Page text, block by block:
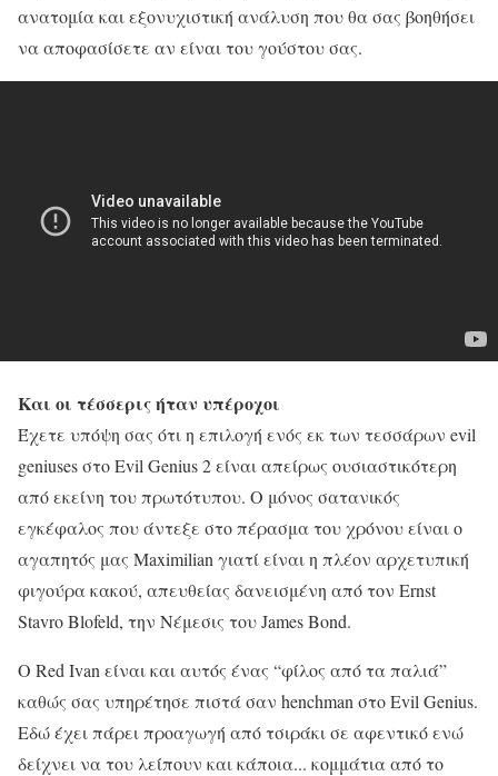
ανατομία και εξονυχιστική ανάλυση που θα σας βοηθήσει
να αποφασίσετε αν είναι του γούστου σας.
Και οι τέσσερις ήταν υπέροχοι
Έχετε υπόψη σας ότι η επιλογή ενός εκ των τεσσάρων evil
geniuses στο Evil Genius 2 είναι απείρως ουσιαστικότερη
από εκείνη του πρωτότυπου. Ο μόνος σατανικός
εγκέφαλος που άντεξε στο πέρασμα του χρόνου είναι ο
αγαπητός μας Maximilian γιατί είναι η πλέον αρχετυπική
φιγούρα κακού, απευθείας δανεισμένη από τον Ernst
Stavro Blofeld, την Νέμεσις του James Bond.
Ο Red Ivan είναι και αυτός ένας “φίλος από τα παλιά”
καθώς σας υπηρέτησε πιστά σαν henchman στο Evil Genius.
Εδώ έχει πάρει προαγωγή από τσιράκι σε αφεντικό ενώ
δείχνει να του λείπουν και κάποια... κομμάτια από το